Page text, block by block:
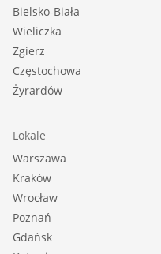
Bielsko-Biała
Wieliczka
Zgierz
Częstochowa
Żyrardów
Lokale
Warszawa
Kraków
Wrocław
Poznań
Gdańsk